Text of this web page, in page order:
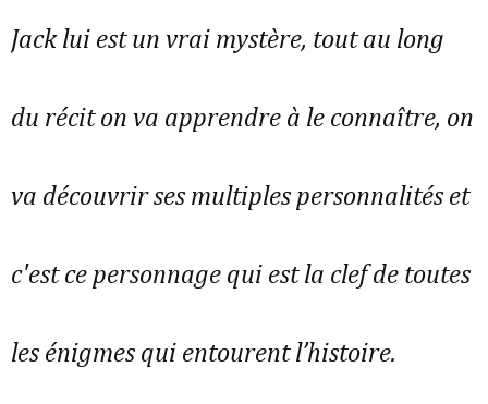
Jack lui est un vrai mystère, tout au long
du récit on va apprendre à le connaître, on
va découvrir ses multiples personnalités et
c'est ce personnage qui est la clef de toutes
les énigmes qui entourent l’histoire.